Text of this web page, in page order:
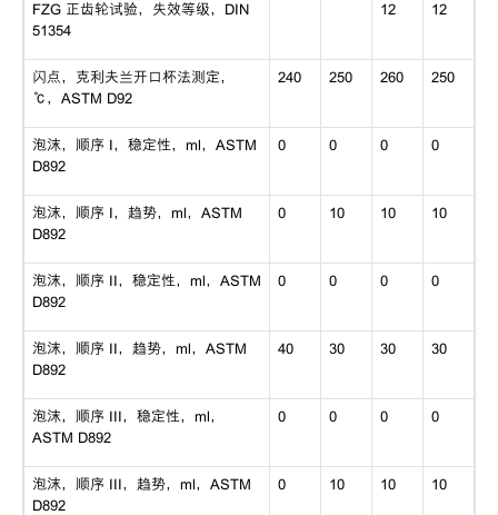
FZG 正齿轮试验，失效等级，DIN
51354
12 12
闪点，克利夫兰开口杯法测定，
℃，ASTM D92
240 250 260 250
泡沫，顺序 I，稳定性，ml，ASTM
D892
0 0 0 0
泡沫，顺序 I，趋势，ml，ASTM
D892
0 10 10 10
泡沫，顺序 II，稳定性，ml，ASTM
D892
0 0 0 0
泡沫，顺序 II，趋势，ml，ASTM
D892
40 30 30 30
泡沫，顺序 III，稳定性，ml，
ASTM D892
0 0 0 0
泡沫，顺序 III，趋势，ml，ASTM
D892
0 10 10 10